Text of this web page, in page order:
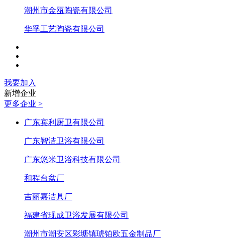
潮州市金瓯陶瓷有限公司
华孚工艺陶瓷有限公司
我要加入
新增企业
更多企业 >
广东宾利厨卫有限公司
广东智洁卫浴有限公司
广东悠米卫浴科技有限公司
和程台盆厂
吉丽嘉洁具厂
福建省现成卫浴发展有限公司
潮州市潮安区彩塘镇琥铂欧五金制品厂